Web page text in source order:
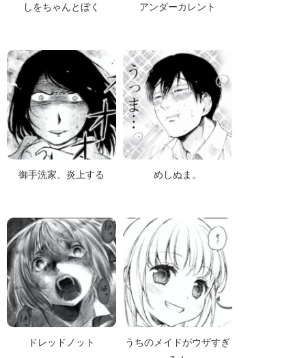
しをちゃんとぼく アンダーカレント
御手洗家、炎上する めしぬま。
ドレッドノット
うちのメイドがウザすぎ